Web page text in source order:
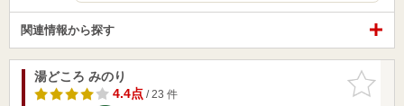
関連情報から探す
お気に入
りに追加
湯どころ みのり
4.4点/ 23 件